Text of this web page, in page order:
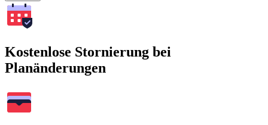
Kostenlose Stornierung bei
Planänderungen